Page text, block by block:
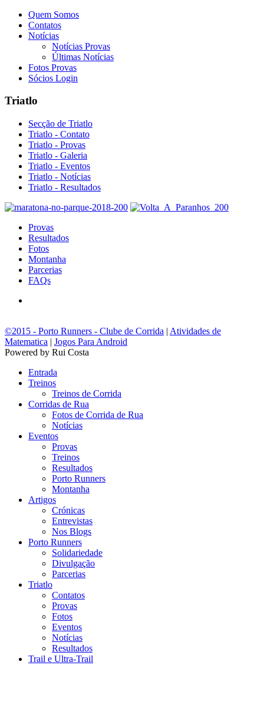
Quem Somos
Contatos
Notícias
Notícias Provas
Últimas Notícias
Fotos Provas
Sócios Login
Triatlo
Secção de Triatlo
Triatlo - Contato
Triatlo - Provas
Triatlo - Galeria
Triatlo - Eventos
Triatlo - Notícias
Triatlo - Resultados
Provas
Resultados
Fotos
Montanha
Parcerias
FAQs
©2015 - Porto Runners - Clube de Corrida | Atividades de
Matematica | Jogos Para Android
Powered by Rui Costa
Entrada
Treinos
Treinos de Corrida
Corridas de Rua
Fotos de Corrida de Rua
Notícias
Eventos
Provas
Treinos
Resultados
Porto Runners
Montanha
Artigos
Crónicas
Entrevistas
Nos Blogs
Porto Runners
Solidariedade
Divulgação
Parcerias
Triatlo
Contatos
Provas
Fotos
Eventos
Notícias
Resultados
Trail e Ultra-Trail